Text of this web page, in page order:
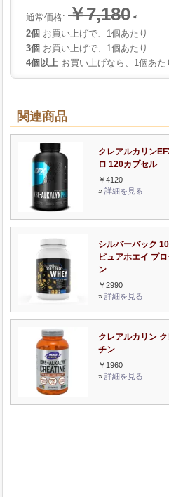
通常価格: ￥7,180 ⇨
2個 お買い上げで、1個あたり
3個 お買い上げで、1個あたり
4個以上 お買い上げなら、1個あた
関連商品
クレアルカリン
ロ 120カプセル
￥4120
» 詳細を見る
シルバーバック
ピュアホエイ プ
ン
￥2990
» 詳細を見る
クレアルカリン
チン
￥1960
» 詳細を見る